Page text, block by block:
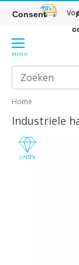
MENU
Home
Industriele
Consent